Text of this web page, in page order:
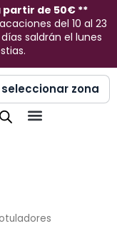
partir de 50€ **
del 10 al 23
saldrán el lunes
seleccionar zona